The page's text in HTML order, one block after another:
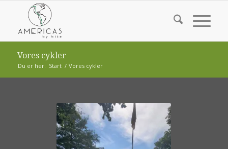
Vores cykler
Du er her: Start / Vores cykler